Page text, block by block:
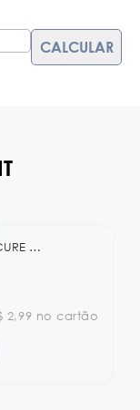
KIT DE MANICURE COM CAIXA SAVANNA BLUE KB
2,99 no cartão